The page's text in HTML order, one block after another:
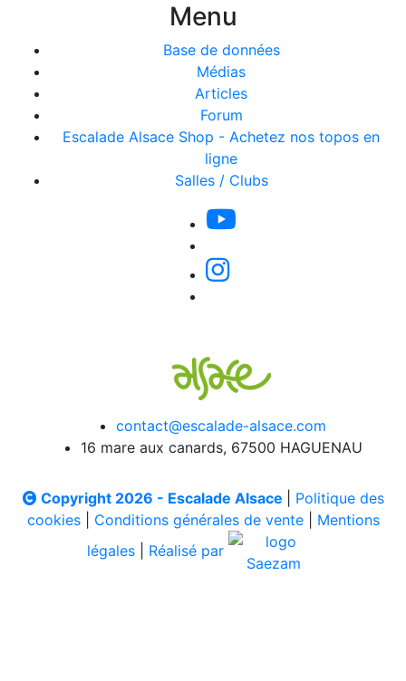
Menu
Base de données
Médias
Articles
Forum
Escalade Alsace Shop - Achetez nos topos en
ligne
Salles / Clubs
contact@escalade-alsace.com
16 mare aux canards, 67500 HAGUENAU
Copyright 2026 - Escalade Alsace
Politique des
cookies| Conditions générales de vente| Mentions
légales
Réalisé par